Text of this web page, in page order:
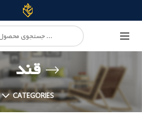
قند
CATEGORIES